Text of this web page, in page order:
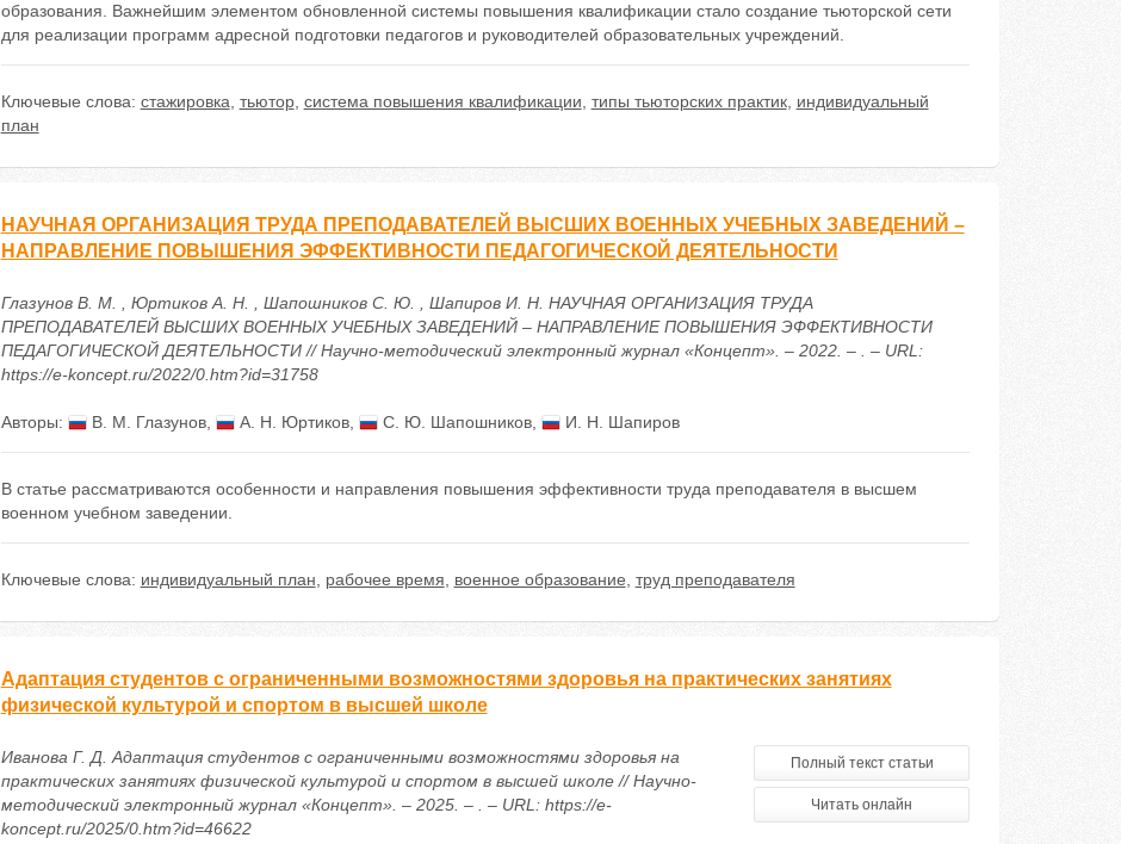
образования. Важнейшим элементом обновленной системы повышения квалификации стало создание тьюторской сети
для реализации программ адресной подготовки педагогов и руководителей образовательных учреждений.
Ключевые слова: стажировка тьютор, система повышения квалификации типы тьюторских практик, индивидуальный
план
НАУЧНАЯ ОРГАНИЗАЦИЯ ТРУДА ПРЕПОДАВАТЕЛЕЙ ВЫСШИХ ВОЕННЫХ УЧЕБНЫХ ЗАВЕДЕНИЙ –
НАПРАВЛЕНИЕ ПОВЫШЕНИЯ ЭФФЕКТИВНОСТИ ПЕДАГОГИЧЕСКОЙ ДЕЯТЕЛЬНОСТИ
Глазунов В. М. , Юртиков А. Н. , Шапошников С. Ю. , Шапиров И. Н. НАУЧНАЯ ОРГАНИЗАЦИЯ ТРУДА
ПРЕПОДАВАТЕЛЕЙ ВЫСШИХ ВОЕННЫХ УЧЕБНЫХ ЗАВЕДЕНИЙ – НАПРАВЛЕНИЕ ПОВЫШЕНИЯ ЭФФЕКТИВНОСТИ
ПЕДАГОГИЧЕСКОЙ ДЕЯТЕЛЬНОСТИ // Научно-методический электронный журнал «Концепт». – 2022. – . – URL:
https://e-koncept.ru/2022/0.htm?id=31758
Авторы: В. М. Глазунов, А. Н. Юртиков, С. Ю. Шапошников, И. Н. Шапиров
В статье рассматриваются особенности и направления повышения эффективности труда преподавателя в высшем
военном учебном заведении.
Ключевые слова: индивидуальный план рабочее время военное образование труд преподавателя
Адаптация студентов с ограниченными возможностями здоровья на практических занятиях
физической культурой и спортом в высшей школе
Иванова Г. Д. Адаптация студентов с ограниченными возможностями здоровья на
практических занятиях физической культурой и спортом в высшей школе // Научно-
методический электронный журнал «Концепт». – 2025. – . – URL: https://e-
koncept.ru/2025/0.htm?id=46622
Полный текст статьи
Читать онлайн